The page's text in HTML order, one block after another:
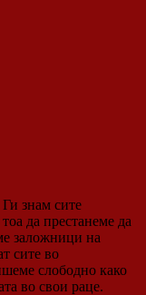
Ги знам сите
да престанеме да
заложници на
сите во
слободно како
во свои раце.